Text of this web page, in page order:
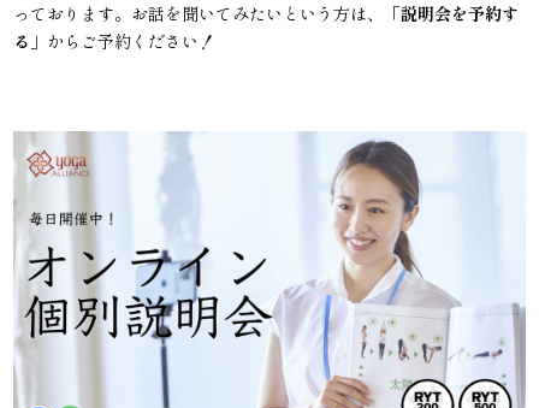
っております。お話を聞いてみたいという方は、「説明会を予約す
る 」からご予約ください！